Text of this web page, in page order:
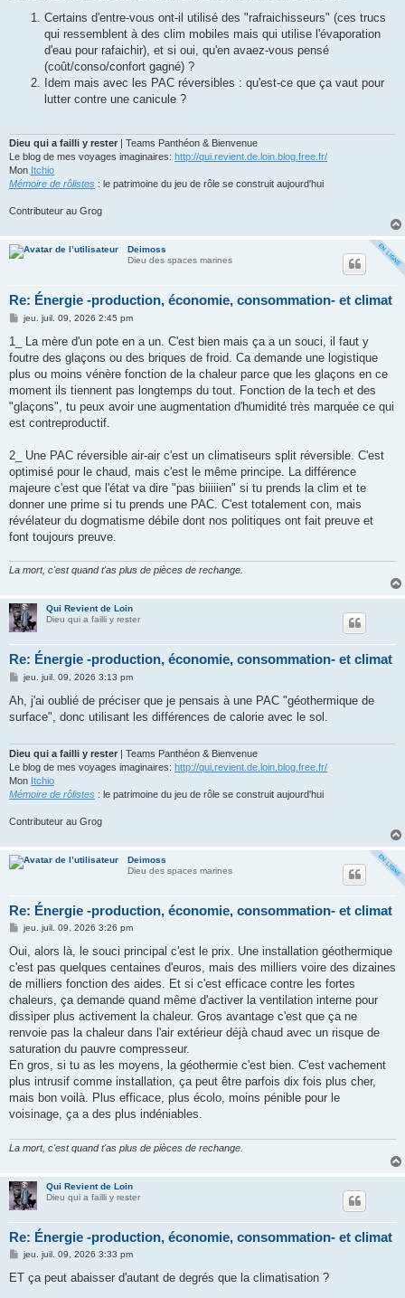
Certains d'entre-vous ont-il utilisé des "rafraichisseurs" (ces trucs
qui ressemblent à des clim mobiles mais qui utilise l'évaporation
d'eau pour rafaichir), et si oui, qu'en avaez-vous pensé
(coût/conso/confort gagné) ?
Idem mais avec les PAC réversibles : qu'est-ce que ça vaut pour
lutter contre une canicule ?
Dieu qui a failli y rester
| Teams Panthéon & Bienvenue
Le blog de mes voyages imaginaires: http://qui.revient.de.loin.blog.free.fr/
Mon Itchio
Mémoire de rôlistes : le patrimoine du jeu de rôle se construit aujourd'hui
Contributeur au Grog
Deimoss
Dieu des spaces marines
Re: Énergie -production, économie, consommation- et climat
M
s
a
g
jeu. juil. 09, 2026 2:45 pm
1_ La mère d'un pote en a un. C'est bien mais ça a un souci, il faut y
foutre des glaçons ou des briques de froid. Ca demande une logistique
plus ou moins vénère fonction de la chaleur parce que les glaçons en ce
moment ils tiennent pas longtemps du tout. Fonction de la tech et des
"glaçons", tu peux avoir une augmentation d'humidité très marquée ce qui
est contreproductif.
2_ Une PAC réversible air-air c'est un climatiseurs split réversible. C'est
optimisé pour le chaud, mais c'est le même principe. La différence
majeure c'est que l'état va dire "pas biiiiien" si tu prends la clim et te
donner une prime si tu prends une PAC. C'est totalement con, mais
révélateur du dogmatisme débile dont nos politiques ont fait preuve et
font toujours preuve.
La mort, c'est quand t'as plus de pièces de rechange.
Qui Revient de Loin
Dieu qui a failli y rester
Re: Énergie -production, économie, consommation- et climat
M
s
a
jeu. juil. 09, 2026 3:13 pm
Ah, j'ai oublié de préciser que je pensais à une PAC "géothermique de
surface", donc utilisant les différences de calorie avec le sol.
Dieu qui a failli y rester | Teams Panthéon & Bienvenue
Le blog de mes voyages imaginaires: http://qui.revient.de.loin.blog.free.fr/
Mon Itchio
Mémoire de rôlistes : le patrimoine du jeu de rôle se construit aujourd'hui
Contributeur au Grog
Deimoss
Dieu des spaces marines
Re: Énergie -production, économie, consommation- et climat
M
s
a
g
jeu. juil. 09, 2026 3:26 pm
Oui, alors là, le souci principal c'est le prix. Une installation géothermique
c'est pas quelques centaines d'euros, mais des milliers voire des dizaines
de milliers fonction des aides. Et si c'est efficace contre les fortes
chaleurs, ça demande quand même d'activer la ventilation interne pour
dissiper plus activement la chaleur. Gros avantage c'est que ça ne
renvoie pas la chaleur dans l'air extérieur déjà chaud avec un risque de
saturation du pauvre compresseur.
En gros, si tu as les moyens, la géothermie c'est bien. C'est vachement
plus intrusif comme installation, ça peut être parfois dix fois plus cher,
mais bon voilà. Plus efficace, plus écolo, moins pénible pour le
voisinage, ça a des plus indéniables.
La mort, c'est quand t'as plus de pièces de rechange.
Qui Revient de Loin
Dieu qui a failli y rester
Re: Énergie -production, économie, consommation- et climat
M
s
jeu. juil. 09, 2026 3:33 pm
ET ça peut abaisser d'autant de degrés que la climatisation ?